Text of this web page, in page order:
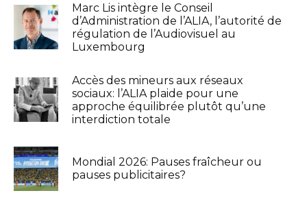
Marc Lis intègre le Conseil
d’Administration de l’ALIA, l’autorité de
régulation de l’Audiovisuel au
Luxembourg
Accès des mineurs aux réseaux
sociaux: l’ALIA plaide pour une
approche équilibrée plutôt qu’une
interdiction totale
Mondial 2026: Pauses fraîcheur ou
pauses publicitaires?